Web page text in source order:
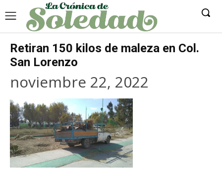
Retiran 150 kilos de maleza en Col.
San Lorenzo
noviembre 22, 2022